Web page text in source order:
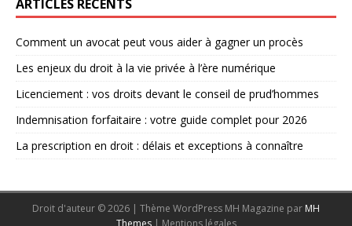
ARTICLES RÉCENTS
Comment un avocat peut vous aider à gagner un procès
Les enjeux du droit à la vie privée à l’ère numérique
Licenciement : vos droits devant le conseil de prud’hommes
Indemnisation forfaitaire : votre guide complet pour 2026
La prescription en droit : délais et exceptions à connaître
Droit d'auteur © 2026 | Thème WordPress MH Magazine par MH